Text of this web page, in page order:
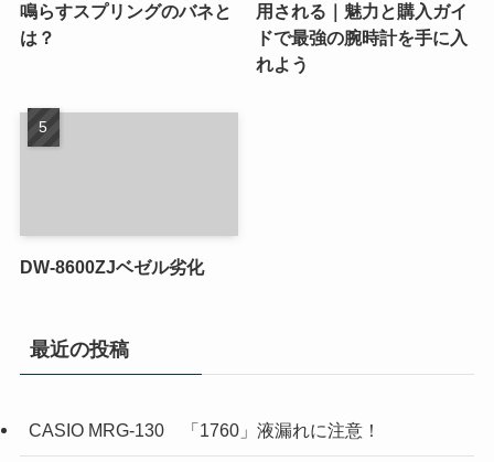
鳴らすスプリングのバネと
は？
用される｜魅力と購入ガイ
ドで最強の腕時計を手に入
れよう
DW-8600ZJベゼル劣化
最近の投稿
CASIO MRG-130 「1760」液漏れに注意！